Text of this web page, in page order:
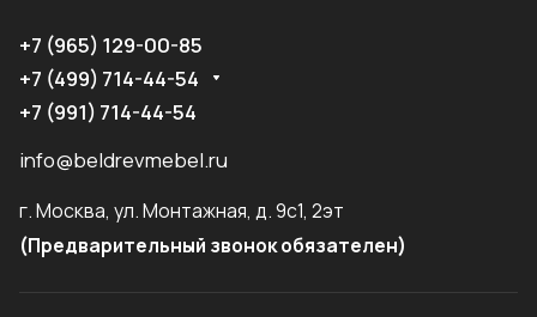
+7 (965) 129-00-85
+7 (499) 714-44-54
+7 (991) 714-44-54
info@beldrevmebel.ru
г. Москва, ул. Монтажная, д. 9с1, 2эт
(Предварительный звонок обязателен)